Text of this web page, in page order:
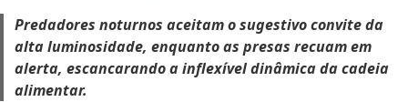
Predadores noturnos aceitam o sugestivo convite da
alta luminosidade, enquanto as presas recuam em
alerta, escancarando a inflexível dinâmica da cadeia
alimentar.